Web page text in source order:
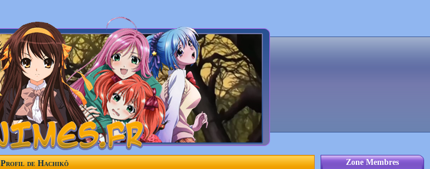
Zone Membres
Profil de Hachikô